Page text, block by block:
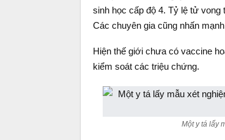
sinh học cấp độ 4. Tỷ lệ tử
Các chuyên gia cũng nhấn
Hiện thế giới chưa có vaccine
kiểm soát các triệu chứng.
Một y tá lấy